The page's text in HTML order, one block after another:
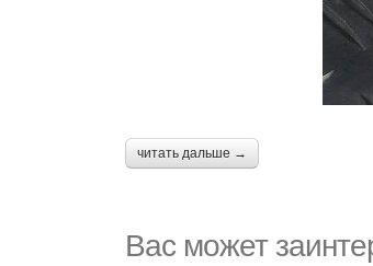
читать дальше →
Вас может